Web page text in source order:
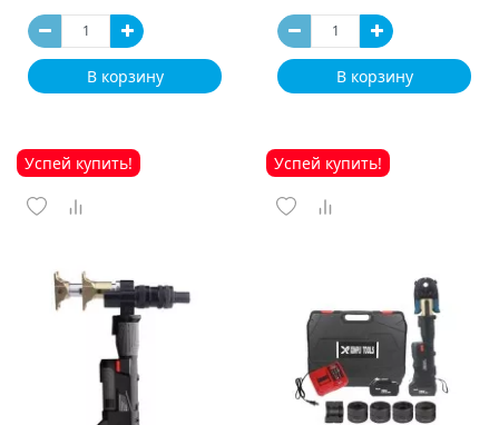
В корзину В корзину
Успей купить! Успей купить!